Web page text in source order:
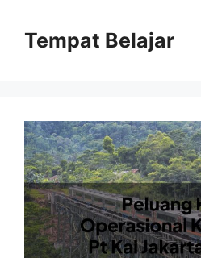
contentTempat Belajar